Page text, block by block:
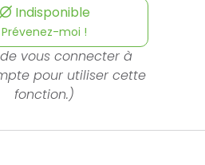
Indisponible
Prévenez-moi !
vous connecter à
pour utiliser cette
fonction.)